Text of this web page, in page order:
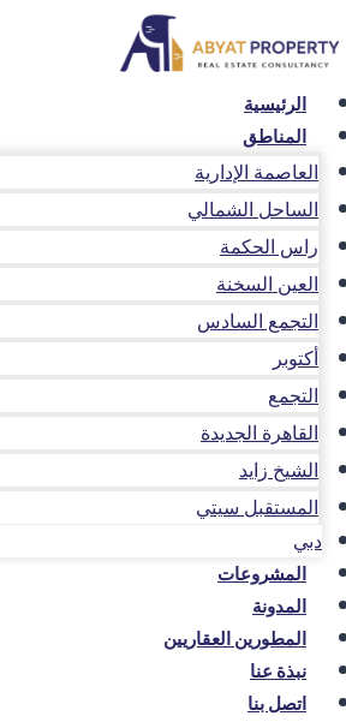
إلى
المحتوى
الرئيسية
المناطق
العاصمة الإدارية
الساحل الشمالي
راس الحكمة
العين السخنة
التجمع السادس
أكتوبر
التجمع
القاهرة الجديدة
الشيخ زايد
المستقبل سيتي
دبي
المشروعات
المدونة
المطورين العقاريين
نبذة عنا
اتصل بنا